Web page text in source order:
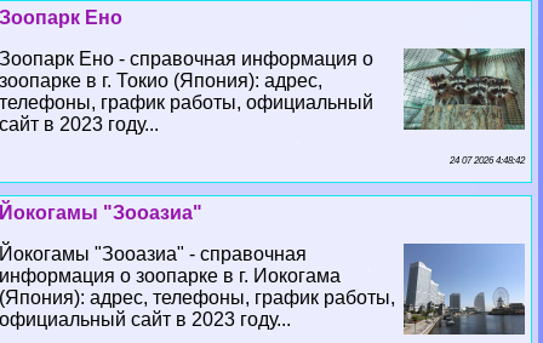
Зоопарк Ено
Зоопарк Ено - справочная информация о
зоопарке в г. Токио (Япония): адрес,
телефоны, график работы, официальный
сайт в 2023 году...
24 07 2026 4:48:42
Йокогамы "Зооазиа"
Йокогамы "Зооазиа" - справочная
информация о зоопарке в г. Иокогама
(Япония): адрес, телефоны, график работы,
официальный сайт в 2023 году...